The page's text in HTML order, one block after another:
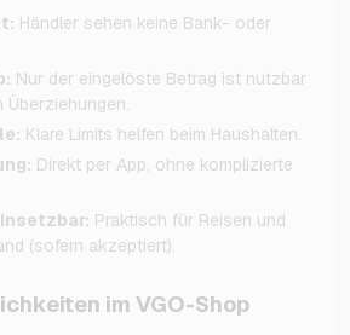
Händler sehen keine Bank- oder
Nur der eingelöste Betrag ist nutzbar
Klare Limits helfen beim Haushalten.
Direkt per App, ohne komplizierte
Praktisch für Reisen und
(sofern akzeptiert).
im VGO-Shop